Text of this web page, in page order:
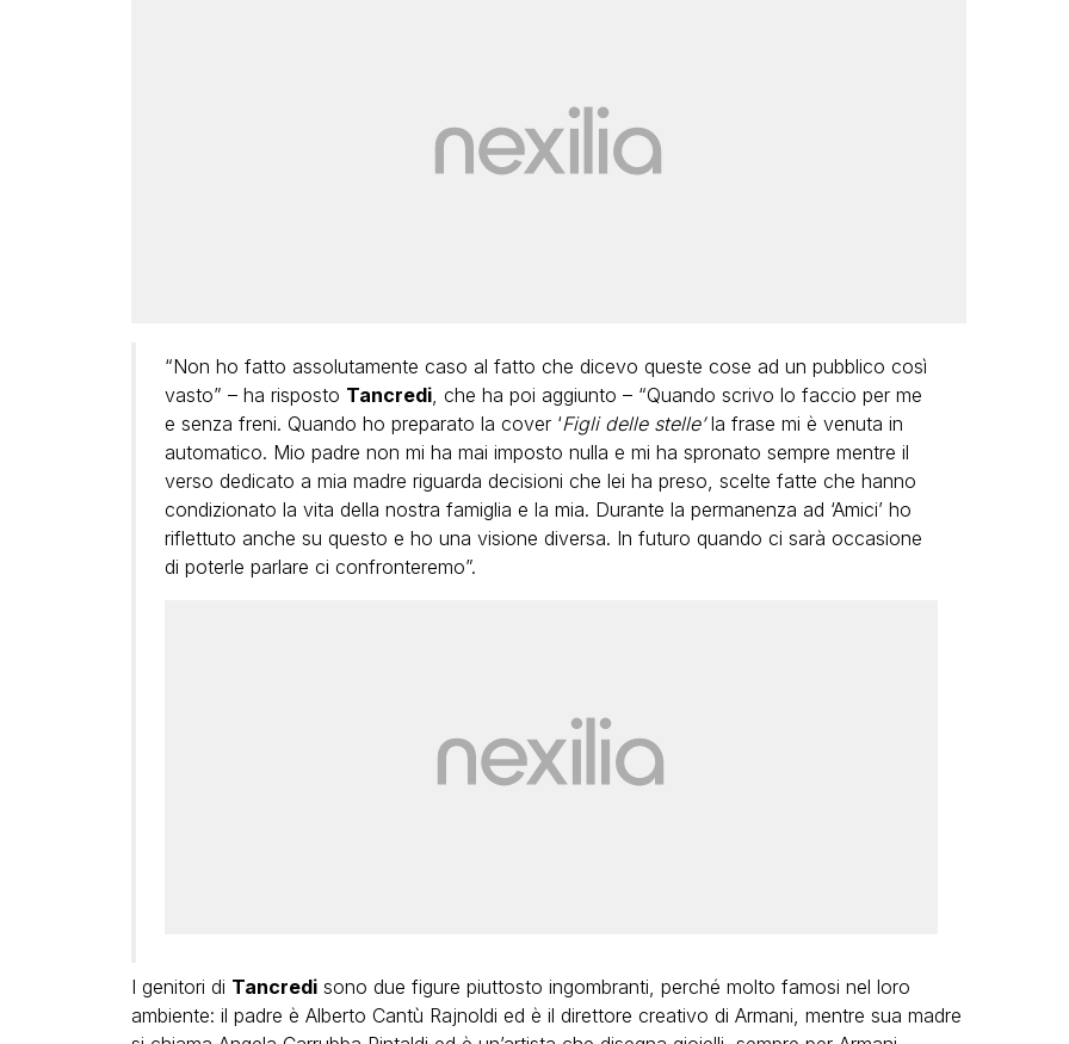
“Non ho fatto assolutamente caso al fatto che dicevo queste cose ad un pubblico così
vasto” – ha risposto Tancredi, che ha poi aggiunto – “Quando scrivo lo faccio per me
e senza freni. Quando ho preparato la cover ‘Figli delle stelle’la frase mi è venuta in
automatico. Mio padre non mi ha mai imposto nulla e mi ha spronato sempre mentre il
verso dedicato a mia madre riguarda decisioni che lei ha preso, scelte fatte che hanno
condizionato la vita della nostra famiglia e la mia. Durante la permanenza ad ‘Amici’ ho
riflettuto anche su questo e ho una visione diversa. In futuro quando ci sarà occasione
di poterle parlare ci confronteremo”.
I genitori di Tancredisono due figure piuttosto ingombranti, perché molto famosi nel loro
ambiente: il padre è Alberto Cantù Rajnoldi ed è il direttore creativo di Armani, mentre sua madre